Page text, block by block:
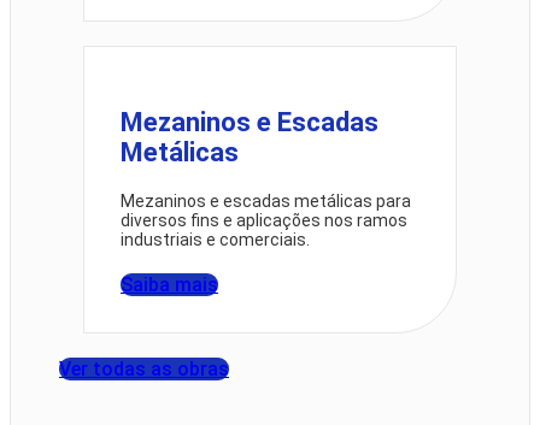
Mezaninos e Escadas
Metálicas
Mezaninos e escadas metálicas para
diversos fins e aplicações nos ramos
industriais e comerciais.
Saiba mais
Ver todas as obras